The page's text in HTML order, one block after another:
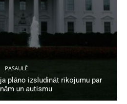
PASAULĒ
plāno izsludināt rīkojumu par
un autismu